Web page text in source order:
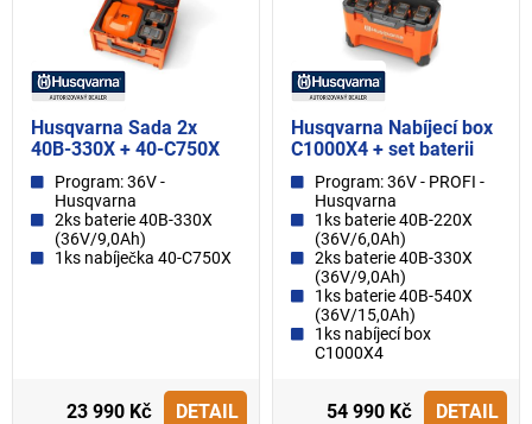
Husqvarna Sada 2x
40B-330X + 40-C750X
Program: 36V -
Husqvarna
2ks baterie 40B-330X
(36V/9,0Ah)
1ks nabíječka 40-C750X
23 990 Kč DETAIL
Husqvarna Nabíjecí box
C1000X4 + set baterii
Program: 36V - PROFI -
Husqvarna
1ks baterie 40B-220X
(36V/6,0Ah)
2ks baterie 40B-330X
(36V/9,0Ah)
1ks baterie 40B-540X
(36V/15,0Ah)
1ks nabíjecí box
C1000X4
54 990 Kč DETAIL